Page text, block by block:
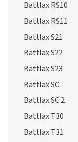
Battlax RS10
Battlax RS11
Battlax S21
Battlax S22
Battlax S23
Battlax SC
Battlax SC 2
Battlax T30
Battlax T31